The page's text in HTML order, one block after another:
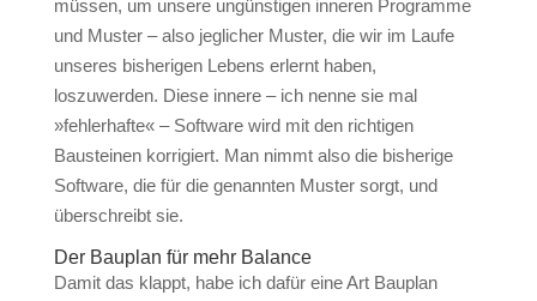
müssen, um unsere ungünstigen inneren Programme
und Muster – also jeglicher Muster, die wir im Laufe
unseres bisherigen Lebens erlernt haben,
loszuwerden. Diese innere – ich nenne sie mal
»fehlerhafte« – Software wird mit den richtigen
Bausteinen korrigiert. Man nimmt also die bisherige
Software, die für die genannten Muster sorgt, und
überschreibt sie.
Der Bauplan für mehr Balance
Damit das klappt, habe ich dafür eine Art Bauplan